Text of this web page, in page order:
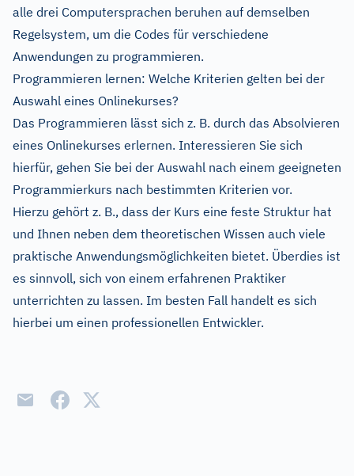
alle drei Computersprachen beruhen auf demselben
Regelsystem, um die Codes für verschiedene
Anwendungen zu programmieren.
Programmieren lernen: Welche Kriterien gelten bei der
Auswahl eines Onlinekurses?
Das Programmieren lässt sich z. B. durch das Absolvieren
eines Onlinekurses erlernen. Interessieren Sie sich
hierfür, gehen Sie bei der Auswahl nach einem geeigneten
Programmierkurs nach bestimmten Kriterien vor.
Hierzu gehört z. B., dass der Kurs eine feste Struktur hat
und Ihnen neben dem theoretischen Wissen auch viele
praktische Anwendungsmöglichkeiten bietet. Überdies ist
es sinnvoll, sich von einem erfahrenen Praktiker
unterrichten zu lassen. Im besten Fall handelt es sich
hierbei um einen professionellen Entwickler.